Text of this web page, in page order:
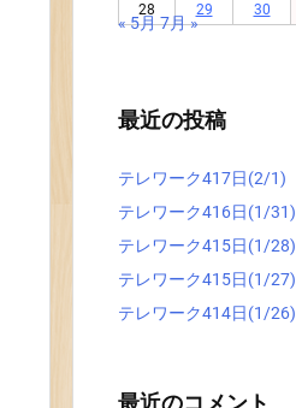
28
29 30
« 5月7月 »
最近の投稿
テレワーク417日(2/1)
テレワーク416日(1/31)
テレワーク415日(1/28)
テレワーク415日(1/27)
テレワーク414日(1/26)
最近のコメント